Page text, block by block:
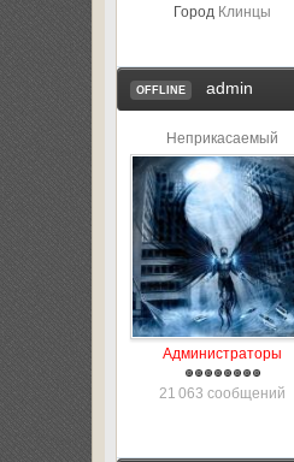
Город Клинцы
OFFLINE admin
Неприкасаемый
Администраторы
21 063 сообщений